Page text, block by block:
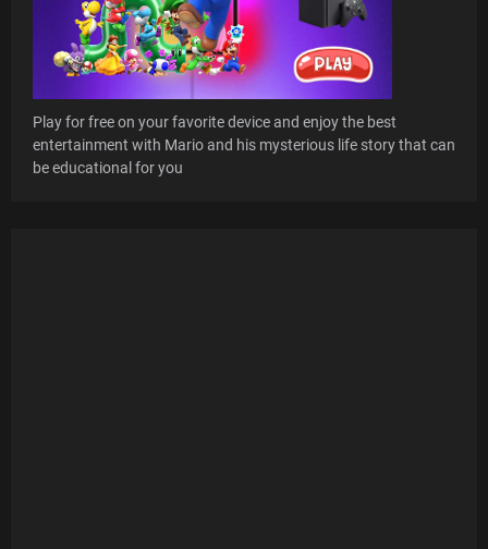
Play for free on your favorite device and enjoy the best
entertainment with Mario and his mysterious life story that can
be educational for you